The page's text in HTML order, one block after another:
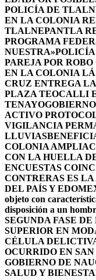
POLICÍA DE
EN LA COLONIA
TLALNEPANTLA
PROGRAMA
NUESTRA»
PAREJA POR
EN LA COLONIA
CRUZ ENTREGA
PLAZA TEOCALLI
TENAYO
ACTIVO
VIGILANCIA
LLUVIAS
COLONIA
CON LA HUELLA
ENCUESTAS
CONTRERAS ES
DEL PAÍS Y
objeto con
disposición a un
SEGUNDA FASE
SUPERIOR EN
CÉLULA
OCURRIDO EN
GOBIERNO DE
SALUD Y